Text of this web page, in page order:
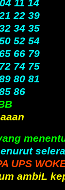
11 14
22 39
34 35
52 54
66 79
74 75
80 81
86
UPS
ambiL